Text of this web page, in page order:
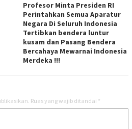
Profesor Minta Presiden RI
Perintahkan Semua Aparatur
Negara Di Seluruh Indonesia
Tertibkan bendera luntur
kusam dan Pasang Bendera
Bercahaya Mewarnai Indonesia
Merdeka !!!
Ruas yang wajib ditandai *